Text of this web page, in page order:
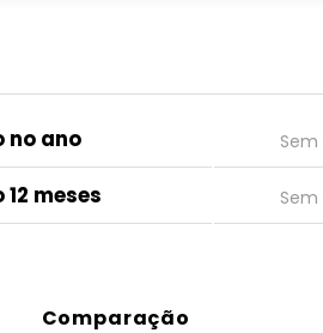
no ano
meses
Comparação